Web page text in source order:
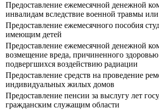
Предоставление ежемесячной денежной
инвалидам вследствие военной травмы
Предоставление ежемесячного пособия
имеющим детей
Предоставление ежемесячной денежной
возмещение вреда, причиненного
подвергшихся воздействию радиации
Предоставление средств на проведение
индивидуальных жилых домов
Предоставление пенсии за выслугу лет
гражданским служащим области